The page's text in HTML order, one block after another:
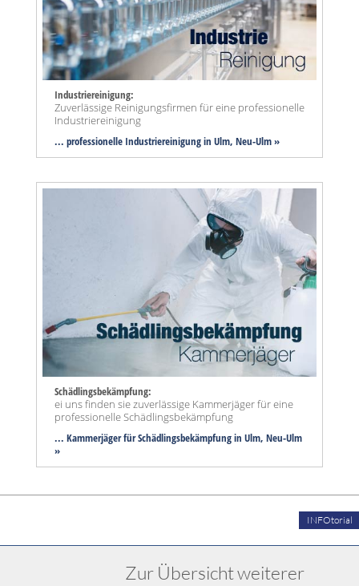
Industriereinigung:
Zuverlässige Reinigungsfirmen für eine professionelle
Industriereinigung
... professionelle Industriereinigung in Ulm, Neu-Ulm »
Schädlingsbekämpfung:
ei uns finden sie zuverlässige Kammerjäger für eine
professionelle Schädlingsbekämpfung
... Kammerjäger für Schädlingsbekämpfung in Ulm, Neu-Ulm
»
INFOtorial
Zur Übersicht weiterer